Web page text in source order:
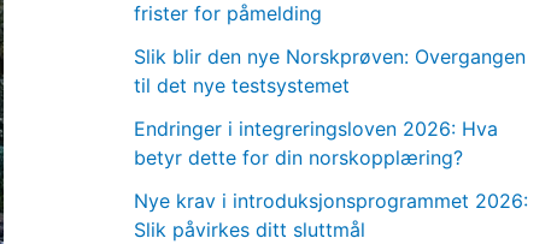
frister for påmelding
Slik blir den nye Norskprøven: Overgangen
til det nye testsystemet
Endringer i integreringsloven 2026: Hva
betyr dette for din norskopplæring?
Nye krav i introduksjonsprogrammet 2026:
Slik påvirkes ditt sluttmål